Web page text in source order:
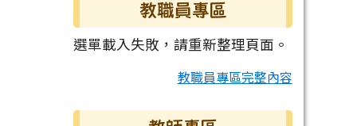
教職員專區
選單載入失敗，請重新整理頁面。
教職員專區完整內容